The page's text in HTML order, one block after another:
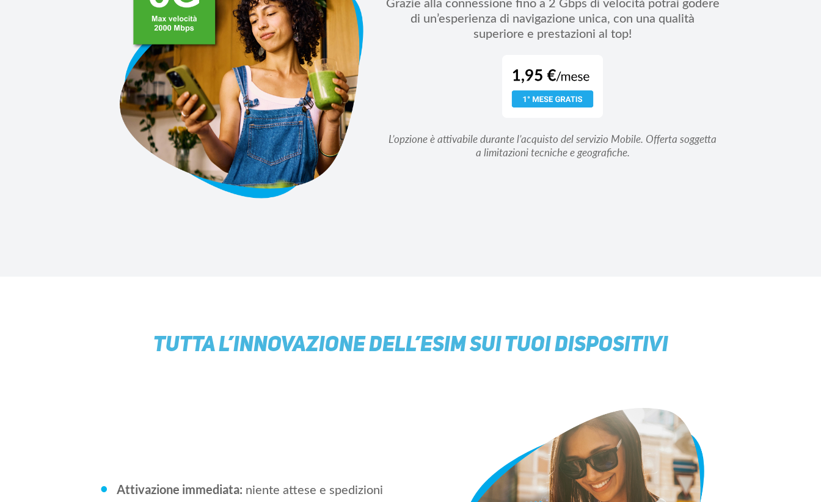
di un’esperienza di navigazione unica, con una qualità
superiore e prestazioni al top!
L’opzione è attivabile durante l’acquisto del servizio Mobile. Offerta soggetta
a limitazioni tecniche e geografiche.
TUTTA L’INNOVAZIONE DELL’eSIM SUI TUOI DISPOSITIVI
• Attivazione immediata: niente attese e spedizioni